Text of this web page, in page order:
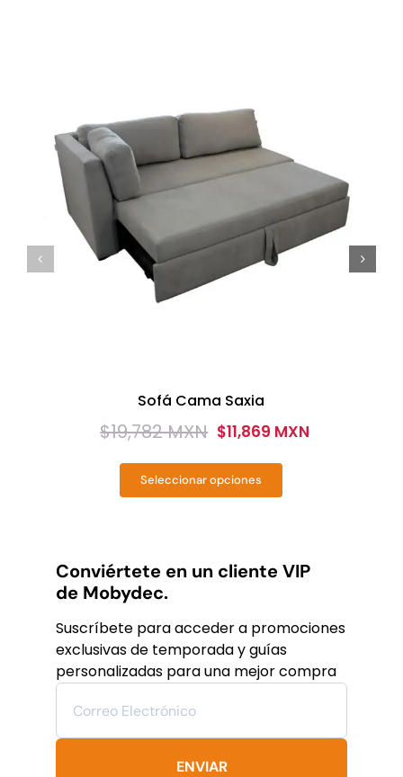
Sofá Cama Saxia
$19,782 MXN
Original
price
$11,869 MXN
Current
price
Seleccionar opciones
Este
variantes.
Las
se
pueden
elegir
en
de
Conviértete en un cliente VIP
de Mobydec.
Suscríbete para acceder a promociones
exclusivas de temporada y guías
personalizadas para una mejor compra
ENVIAR